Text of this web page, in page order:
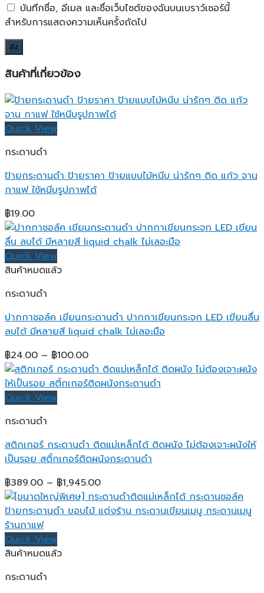
บันทึกชื่อ, อีเมล และชื่อเว็บไซต์ของฉันบนเบราว์เซอร์นี้
สำหรับการแสดงความเห็นครั้งถัดไป
สินค้าที่เกี่ยวข้อง
Quick View
กระดานดำ
ป้ายกระดานดำ ป้ายราคา ป้ายแบบไม้หนีบ น่ารักๆ ติด แก้ว จาน
กาแฟ ใช้หนีบรูปภาพได้
฿19.00
Quick View
สินค้าหมดแล้ว
กระดานดำ
ปากกาชอล์ค เขียนกระดานดำ ปากกาเขียนกระจก LED เขียนลื่น
ลบได้ มีหลายสี liquid chalk ไม่เลอะมือ
฿24.00 – ฿100.00Price
range:
฿24.00
Quick View
กระดานดำ
สติกเกอร์ กระดานดำ ติดแม่เหล็กได้ ติดผนัง ไม่ต้องเจาะผนังให้
เป็นรอย สติ้กเกอร์ติดผนังกระดานดำ
฿389.00 – ฿1,945.00Price
range:
฿389.00
Quick View
สินค้าหมดแล้ว
กระดานดำ